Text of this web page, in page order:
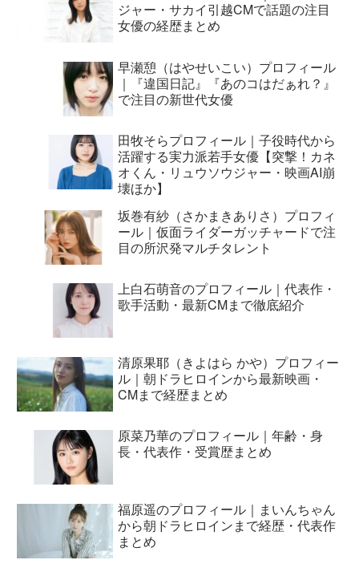
ジャー・サカイ引越CMで話題の注目
女優の経歴まとめ
早瀬憩（はやせいこい）プロフィール
｜『違国日記』『あのコはだぁれ？』
で注目の新世代女優
田牧そらプロフィール｜子役時代から
活躍する実力派若手女優【突撃！カネ
オくん・リュウソウジャー・映画AI崩
壊ほか】
坂巻有紗（さかまきありさ）プロフィ
ール｜仮面ライダーガッチャードで注
目の所沢発マルチタレント
上白石萌音のプロフィール｜代表作・
歌手活動・最新CMまで徹底紹介
清原果耶（きよはら かや）プロフィー
ル｜朝ドラヒロインから最新映画・
CMまで経歴まとめ
原菜乃華のプロフィール｜年齢・身
長・代表作・受賞歴まとめ
福原遥のプロフィール｜まいんちゃん
から朝ドラヒロインまで経歴・代表作
まとめ